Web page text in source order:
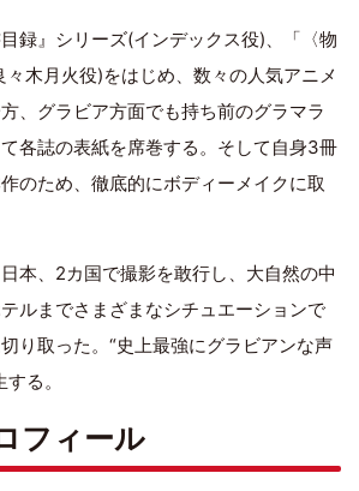
目録』シリーズ(インデックス役)、「〈物
木月火役)をはじめ、数々の人気アニメ
、グラビア方面でも持ち前のグラマラ
各誌の表紙を席巻する。そして自身3冊
のため、徹底的にボディーメイクに取
本、2カ国で撮影を敢行し、大自然の中
ルまでさまざまなシチュエーションで
り取った。“史上最強にグラビアンな声
る。
フィール